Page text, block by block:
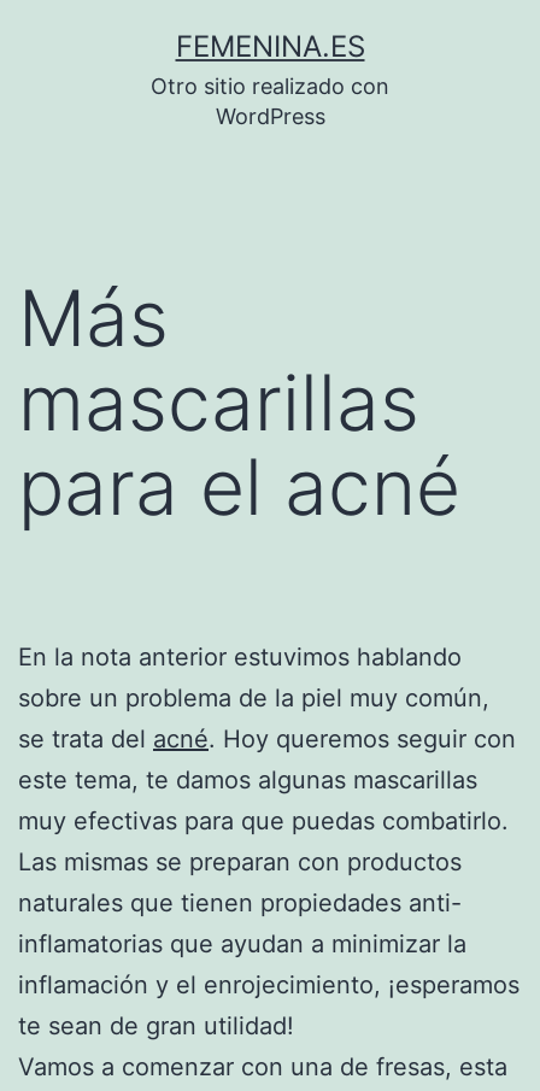
FEMENINA.ES
Otro sitio realizado con
WordPress
Más
mascarillas
para el acné
En la nota anterior estuvimos hablando
sobre un problema de la piel muy común,
se trata del acné. Hoy queremos seguir con
este tema, te damos algunas mascarillas
muy efectivas para que puedas combatirlo.
Las mismas se preparan con productos
naturales que tienen propiedades anti-
inflamatorias que ayudan a minimizar la
inflamación y el enrojecimiento, ¡esperamos
te sean de gran utilidad!
Vamos a comenzar con una de fresas, esta